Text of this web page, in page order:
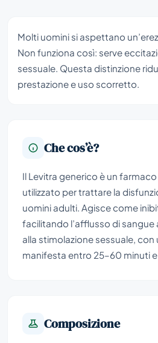
Molti uomini si aspettano
Non funziona così: serve
sessuale. Questa distinzione
prestazione e uso scorretto.
Che cos’è?
Il Levitra generico è un
utilizzato per trattare la
uomini adulti. Agisce come
facilitando l’afflusso di sangue
alla stimolazione sessuale,
manifesta entro 25–60 minuti e
Composizione